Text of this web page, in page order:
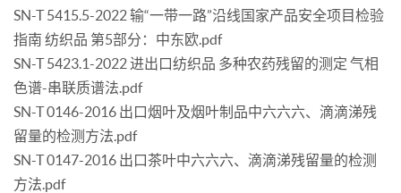
SN-T 5415.5-2022 输“一带一路”沿线国家产品安全项目检验
指南 纺织品 第5部分：中东欧.pdf
SN-T 5423.1-2022 进出口纺织品 多种农药残留的测定 气相
色谱-串联质谱法.pdf
SN-T 0146-2016 出口烟叶及烟叶制品中六六六、滴滴涕残
留量的检测方法.pdf
SN-T 0147-2016 出口茶叶中六六六、滴滴涕残留量的检测
方法.pdf